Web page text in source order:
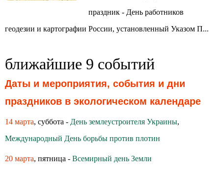
праздник - День работников
геодезии и картографии России, установленный Указом П...
ближайшие 9 событий
Даты и мероприятия, события и дни
праздников в экологическом календаре
14 марта, суббота - День землеустроителя Украины,
Международный День борьбы против плотин
20 марта, пятница - Всемирный день Земли